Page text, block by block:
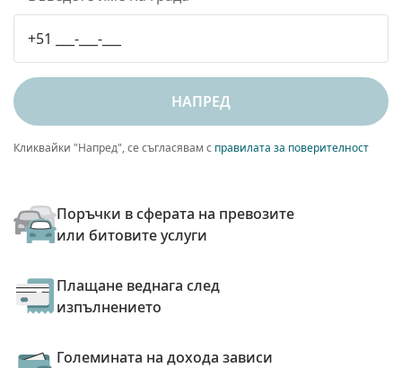
НАПРЕД
Кликвайки "Напред", се съгласявам с правилата за поверителност
Поръчки в сферата на превозите
или битовите услуги
Плащане веднага след
изпълнението
Големината на дохода зависи